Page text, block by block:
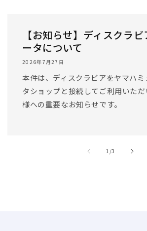
【お知らせ】ディスクラ
ータについて
2026年7月27日
本件は、ディスクラビアをヤマハミ
タショップと接続してご利用いた
様への重要なお知らせです。
1 //3